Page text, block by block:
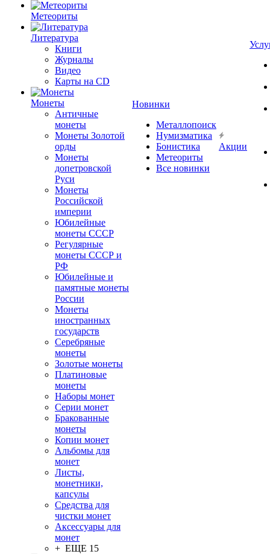
Метеориты
Литература
Книги
Журналы
Видео
Карты на CD
Монеты
Античные
монеты
Монеты Золотой
орды
Монеты
допетровской
Руси
Монеты
Российской
империи
Юбилейные
монеты СССР
Регулярные
монеты СССР и
РФ
Юбилейные и
памятные монеты
России
Монеты
иностранных
государств
Серебряные
монеты
Золотые монеты
Платиновые
монеты
Наборы монет
Серии монет
Бракованные
монеты
Копии монет
Альбомы для
монет
Листы,
монетники,
капсулы
Средства для
чистки монет
Аксессуары для
монет
+ ЕЩЕ 15
Новинки
Металлопоиск
Нумизматика
Бонистика
Метеориты
Все новинки
Акции